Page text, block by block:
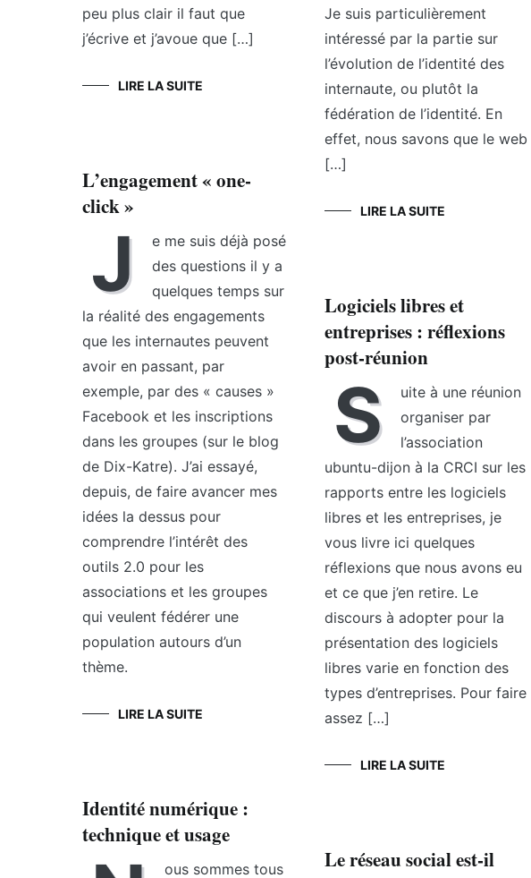
peu plus clair il faut que
j’écrive et j’avoue que […]
LIRE LA SUITE
Je suis particulièrement
intéressé par la partie sur
l’évolution de l’identité des
internaute, ou plutôt la
fédération de l’identité. En
effet, nous savons que le web
[…]
LIRE LA SUITE
L’engagement « one-
click »
J
e me suis déjà posé
des questions il y a
quelques temps sur
la réalité des engagements
que les internautes peuvent
avoir en passant, par
exemple, par des « causes »
Facebook et les inscriptions
dans les groupes (sur le blog
de Dix-Katre). J’ai essayé,
depuis, de faire avancer mes
idées la dessus pour
comprendre l’intérêt des
outils 2.0 pour les
associations et les groupes
qui veulent fédérer une
population autours d’un
thème.
LIRE LA SUITE
Logiciels libres et
entreprises : réflexions
post-réunion
S
uite à une réunion
organiser par
l’association
ubuntu-dijon à la CRCI sur les
rapports entre les logiciels
libres et les entreprises, je
vous livre ici quelques
réflexions que nous avons eu
et ce que j’en retire. Le
discours à adopter pour la
présentation des logiciels
libres varie en fonction des
types d’entreprises. Pour faire
assez […]
LIRE LA SUITE
Identité numérique :
technique et usage
ous sommes tous
Le réseau social est-il